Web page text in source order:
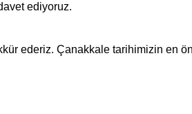
ediyoruz.
ederiz. Çanakkale tarihimizin en